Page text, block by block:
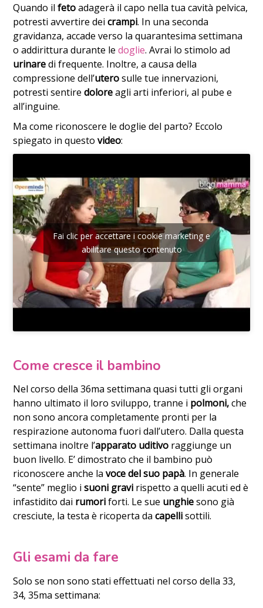
Quando ilfetoadagerà il capo nella tua cavità pelvica,
potresti avvertire deicrampi. In una seconda
gravidanza, accade verso la quarantesima settimana
o addirittura durante ledoglie. Avrai lo stimolo ad
urinaredi frequente. Inoltre, a causa della
compressione dell’uterosulle tue innervazioni,
potresti sentiredoloreagli arti inferiori, al pube e
all’inguine.
Ma come riconoscere le doglie del parto? Eccolo
spiegato in questovideo:
Fai clic per accettare i cookie marketing e
abilitare questo contenuto
Come cresce il bambino
Nel corso della 36ma settimana quasi tutti gli organi
hanno ultimato il loro sviluppo, tranne i polmoni,che
non sono ancora completamente pronti per la
respirazione autonoma fuori dall’utero. Dalla questa
settimana inoltre l’apparato uditivo raggiunge un
buon livello. E’ dimostrato che il bambino può
riconoscere anche lavoce del suo papà. In generale
“sente” meglio isuoni gravi rispetto a quelli acuti ed è
infastidito dai rumoriforti. Le sue unghiesono già
cresciute, la testa è ricoperta dacapellisottili.
Gli esami da fare
Solo se non sono stati effettuati nel corso della 33,
34, 35ma settimana: